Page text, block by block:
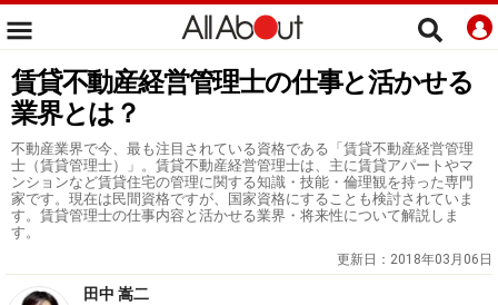
賃貸不動産経営管理士の仕事と活かせる
業界とは？
不動産業界で今、最も注目されている資格である「賃貸不動産経営管理
士（賃貸管理士）」。賃貸不動産経営管理士は、主に賃貸アパートやマ
ンションなど賃貸住宅の管理に関する知識・技能・倫理観を持った専門
家です。現在は民間資格ですが、国家資格にすることも検討されていま
す。賃貸管理士の仕事内容と活かせる業界・将来性について解説しま
す。
更新日： 2018年03月06日
田中 嵩二